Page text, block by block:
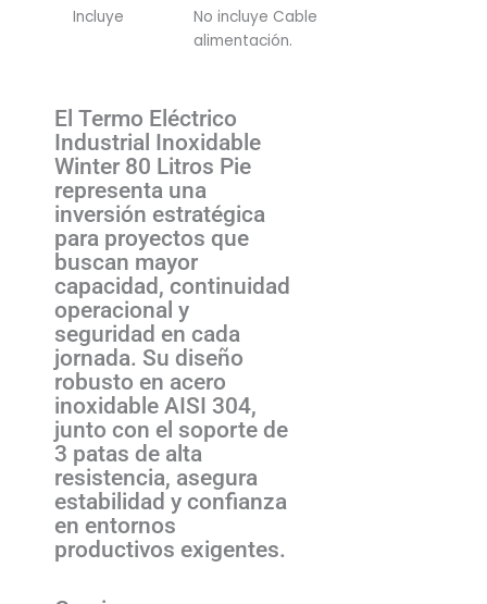
Incluye
No incluye Cable
alimentación.
El Termo Eléctrico
Industrial Inoxidable
Winter 80 Litros Pie
representa una
inversión estratégica
para proyectos que
buscan mayor
capacidad, continuidad
operacional y
seguridad en cada
jornada. Su diseño
robusto en acero
inoxidable AISI 304,
junto con el soporte de
3 patas de alta
resistencia, asegura
estabilidad y confianza
en entornos
productivos exigentes.